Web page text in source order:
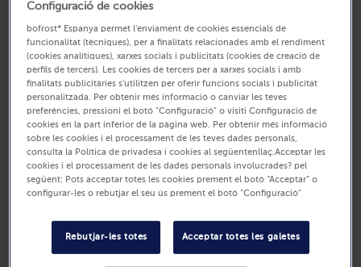
aprofitar millor els aliments i a
a casa. Quan acumulem productes, és fàcil que alguns quedin
oblidats al fons sense saber quant de temps fa que estan
congelats. Per evitar aquestes situacions, existeix elmètode FIFO
o PEPS, una manera senzilla d’organitzar els aliments i consumir
primer els més antics.
Què és el mètode FIFO o PEPS?
FIFOsón les sigles de First in, First Out, que significa «primer a
entrar, primer a sortir». En català es coneix com aPEPS. La idea
és clara: consumir primer els productes que es van guardar abans
i col·locar al darrere els més recents per consumir-los més
també és molt útil aplicar-lo a casa, especialment al congelador.
Configuració de cookies
bofrost* Espanya permet l'enviament de cookies essencials de
funcionalitat (tècniques), per a finalitats relacionades amb el rendiment
(cookies analítiques), xarxes socials i publicitats (cookies de creació de
perfils de tercers). Les cookies de tercers per a xarxes socials i amb
finalitats publicitàries s'utilitzen per oferir funcions socials i publicitat
personalitzada. Per obtenir més informació o canviar les teves
preferències, pressioni el botó "Configuració" o visiti Configuració de
cookies en la part inferior de la pàgina web. Per obtenir més informació
sobre les cookies i el processament de les teves dades personals,
consulta la Política de privadesa i cookies al següentenllaç.Acceptar les
cookies i el processament de les dades personals involucrades? pel
següent: Pots acceptar totes les cookies prement el botó “Acceptar” o
configurar-les o rebutjar el seu ús prement el botó "Configuració"
Rebutjar-les totes Acceptar totes les galetes